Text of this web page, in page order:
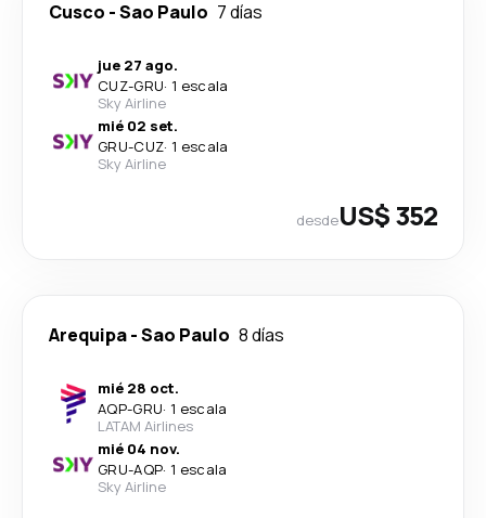
Cusco -Sao Paulo 7 días
jue 27 ago.
CUZ-GRU· 1 escala
Sky Airline
mié 02 set.
GRU-CUZ· 1 escala
Sky Airline
desdeUS$ 352
Arequipa-Sao Paulo 8 días
mié 28 oct.
AQP-GRU· 1 escala
LATAM Airlines
mié 04 nov.
GRU-AQP· 1 escala
Sky Airline